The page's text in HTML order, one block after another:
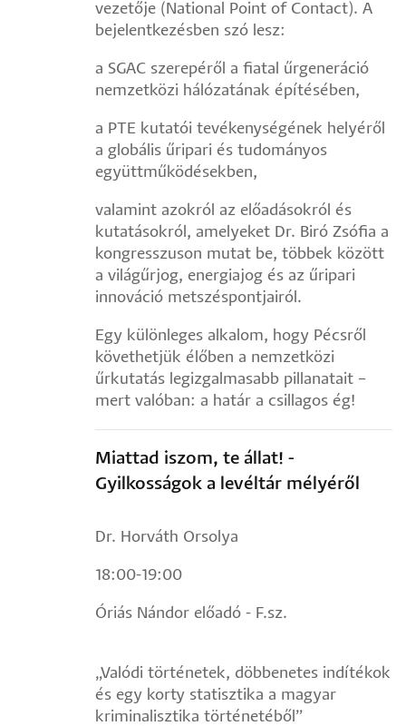
vezetője (National Point of Contact). A
bejelentkezésben szó lesz:
a SGAC szerepéről a fiatal űrgeneráció
nemzetközi hálózatának építésében,
a PTE kutatói tevékenységének helyéről
a globális űripari és tudományos
együttműködésekben,
valamint azokról az előadásokról és
kutatásokról, amelyeket Dr. Biró Zsófia a
kongresszuson mutat be, többek között
a világűrjog, energiajog és az űripari
innováció metszéspontjairól.
Egy különleges alkalom, hogy Pécsről
követhetjük élőben a nemzetközi
űrkutatás legizgalmasabb pillanatait –
mert valóban: a határ a csillagos ég!
Miattad iszom, te állat! -
Gyilkosságok a levéltár mélyéről
Dr. Horváth Orsolya
18:00-19:00
Óriás Nándor előadó - F.sz.
„Valódi történetek, döbbenetes indítékok
és egy korty statisztika a magyar
kriminalisztika történetéből”